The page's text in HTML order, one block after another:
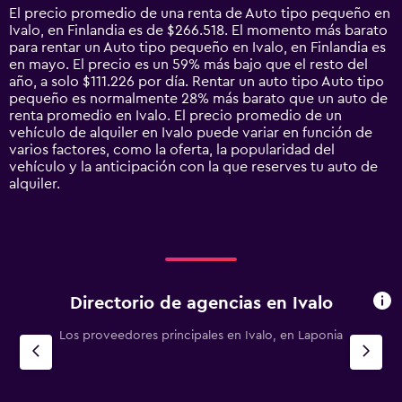
14
categories.
The
chart
has
1
Y
axis
displaying
values.
Range:
0
El precio promedio de una renta de Auto tipo pequeño en
Ivalo, en Finlandia es de $266.518. El momento más barato
para rentar un Auto tipo pequeño en Ivalo, en Finlandia es
en mayo. El precio es un 59% más bajo que el resto del
año, a solo $111.226 por día. Rentar un auto tipo Auto tipo
pequeño es normalmente 28% más barato que un auto de
renta promedio en Ivalo. El precio promedio de un
vehículo de alquiler en Ivalo puede variar en función de
varios factores, como la oferta, la popularidad del
vehículo y la anticipación con la que reserves tu auto de
alquiler.
Directorio de agencias en Ivalo
Los proveedores principales en Ivalo, en Laponia